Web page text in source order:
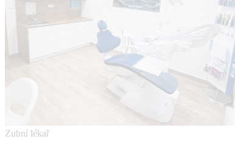
Zubní lékař